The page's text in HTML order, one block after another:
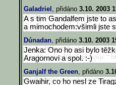
Galadriel , přidáno 3.10. 2003
A s tim Gandalfem jste to
a mimochodem:všimli jste
Dúnadan, přidáno 3.10. 2003
Jenka: Ono ho asi bylo
Aragornovi a spol. :-)
Ganjalf the Green, přidáno
Gwaihir, co ho nesl ze